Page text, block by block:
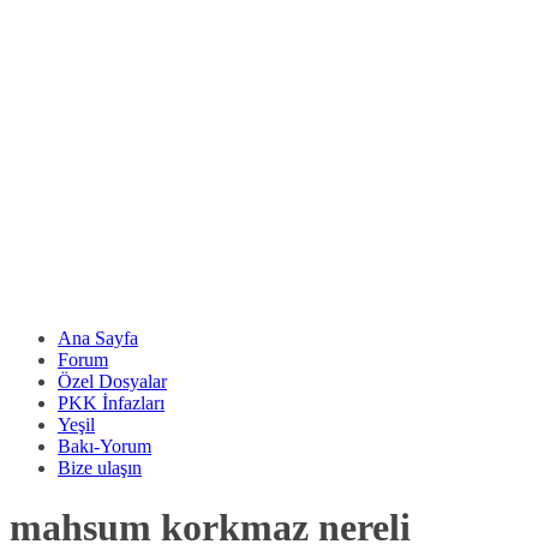
Ana Sayfa
Forum
Özel Dosyalar
PKK İnfazları
Yeşil
Bakı-Yorum
Bize ulaşın
mahsum korkmaz nereli